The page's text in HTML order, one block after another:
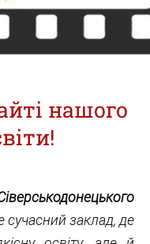
нашого
сучасний заклад, де